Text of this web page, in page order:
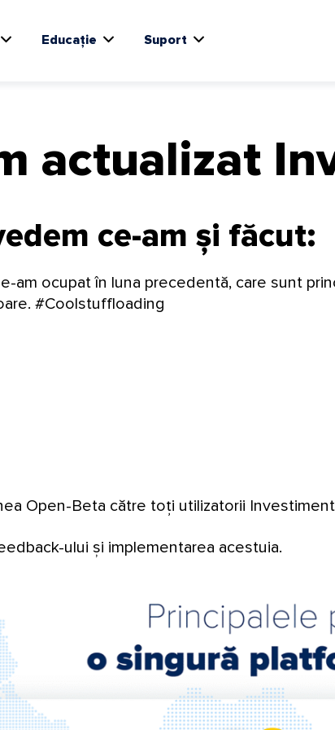
Educație Suport
actualizat
ce-am și făcut:
am ocupat în luna precedentă, care sunt
#Coolstuffloading
Open-Beta către toți utilizatorii
ului și implementarea acestuia.